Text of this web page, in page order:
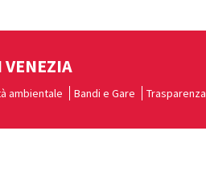
ambientale Bandi e Gare Trasparenza